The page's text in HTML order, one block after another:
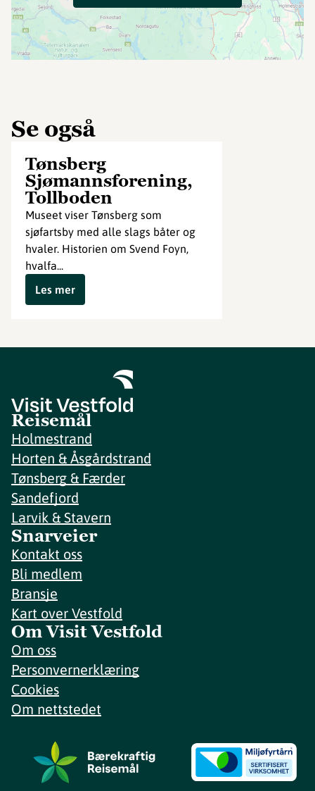
Se også
Tønsberg
Sjømannsforening,
Tollboden
Museet viser Tønsberg som
sjøfartsby med alle slags båter og
hvaler. Historien om Svend Foyn,
hvalfa...
Les mer
Reisemål
Holmestrand
Horten & Åsgårdstrand
Tønsberg & Færder
Sandefjord
Larvik & Stavern
Snarveier
Kontakt oss
Bli medlem
Bransje
Kart over Vestfold
Om Visit Vestfold
Om oss
Personvernerklæring
Cookies
Om nettstedet